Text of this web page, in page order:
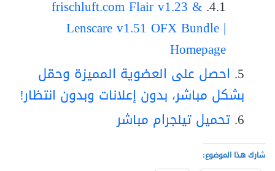
frischluft.com Flair v1.23 &
Lenscare v1.51 OFX Bundle |
Homepage
احصل على العضوية المميزة وحمّل
بشكل مباشر، بدون إعلانات وبدون انتظار!
تحميل تيلجرام مباشر
شارك هذا الموضوع: